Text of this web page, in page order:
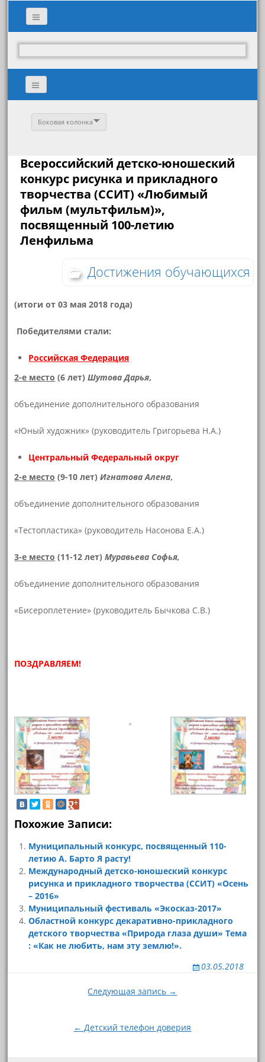
Боковая колонка
Всероссийский детско-юношеский
конкурс рисунка и прикладного
творчества (ССИТ) «Любимый
фильм (мультфильм)»,
посвященный 100-летию
Ленфильма
Достижения обучающихся
(итоги от 03 мая 2018 года)
Победителями стали:
Российская Федерация
2-е место (6 лет)Шутова Дарья,
объединение дополнительного образования
«Юный художник» (руководитель Григорьева Н.А.)
Центральный Федеральный округ
2-е место (9-10 лет)Игнатова Алена,
объединение дополнительного образования
«Тестопластика» (руководитель Насонова Е.А.)
3-е место (11-12 лет)Муравьева Софья,
объединение дополнительного образования
«Бисероплетение» (руководитель Бычкова С.В.)
ПОЗДРАВЛЯЕМ!
Похожие Записи:
Муниципальный конкурс, посвященный 110-
летию А. Барто Я расту!
Международный детско-юношеский конкурс
рисунка и прикладного творчества (ССИТ) «Осень
– 2016»
Муниципальный фестиваль «Экосказ-2017»
Областной конкурс декаративно-прикладного
детского творчества «Природа глаза души» Тема
: «Как не любить, нам эту землю!».
03.05.2018
Следующая запись →
← Детский телефон доверия